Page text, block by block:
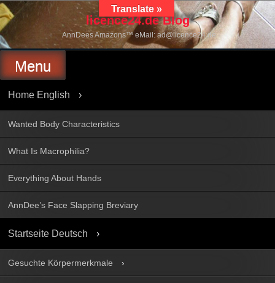
Skip
to
content
licence24.de Blog
AnnDees Amazons™ eMail: ad@licence24.de
Menu
Home English
Wanted Body Characteristics
What Is Macrophilia?
Everything About Hands
AnnDee’s Face Slapping Breviary
Startseite Deutsch
Gesuchte Körpermerkmale
Translate »